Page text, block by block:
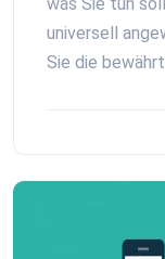
universell
Sie die